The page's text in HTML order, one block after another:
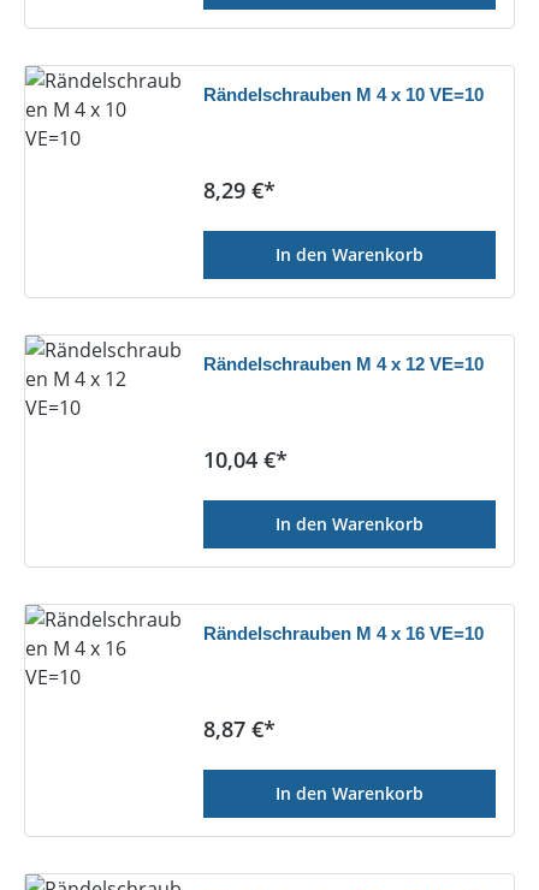
Rändelschrauben M 4 x 10 VE=10
Regulärer Preis:
8,29 €*
In den Warenkorb
Rändelschrauben M 4 x 12 VE=10
Regulärer Preis:
10,04 €*
In den Warenkorb
Rändelschrauben M 4 x 16 VE=10
Regulärer Preis:
8,87 €*
In den Warenkorb